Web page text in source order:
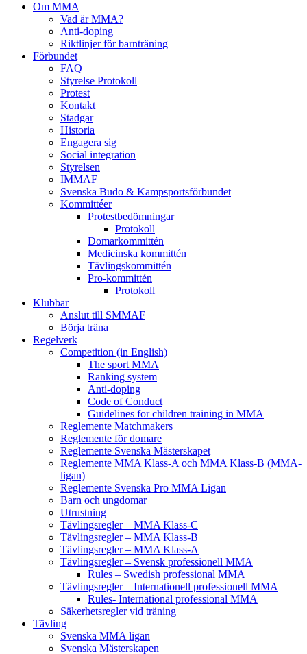
Om MMA
Vad är MMA?
Anti-doping
Riktlinjer för barnträning
Förbundet
FAQ
Styrelse Protokoll
Protest
Kontakt
Stadgar
Historia
Engagera sig
Social integration
Styrelsen
IMMAF
Svenska Budo & Kampsportsförbundet
Kommittéer
Protestbedömningar
Protokoll
Domarkommittén
Medicinska kommittén
Tävlingskommittén
Pro-kommittén
Protokoll
Klubbar
Anslut till SMMAF
Börja träna
Regelverk
Competition (in English)
The sport MMA
Ranking system
Anti-doping
Code of Conduct
Guidelines for children training in MMA
Reglemente Matchmakers
Reglemente för domare
Reglemente Svenska Mästerskapet
Reglemente MMA Klass-A och MMA Klass-B (MMA-
ligan)
Reglemente Svenska Pro MMA Ligan
Barn och ungdomar
Utrustning
Tävlingsregler – MMA Klass-C
Tävlingsregler – MMA Klass-B
Tävlingsregler – MMA Klass-A
Tävlingsregler – Svensk professionell MMA
Rules – Swedish professional MMA
Tävlingsregler – Internationell professionell MMA
Rules- International professional MMA
Säkerhetsregler vid träning
Tävling
Svenska MMA ligan
Svenska Mästerskapen